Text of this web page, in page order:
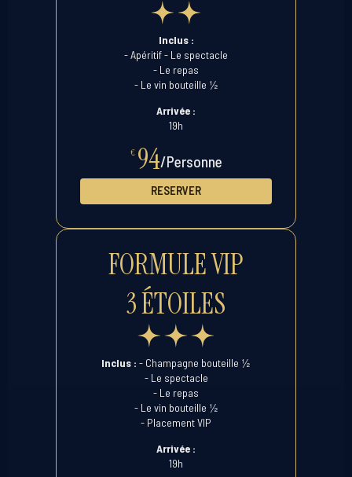
€ 94/Personne
Inclus :
- Apéritif - Le spectacle
- Le repas
- Le vin bouteille ½
Arrivée :
19h
RESERVER
FORMULE VIP
3 ÉTOILES
Inclus : - Champagne bouteille ½
- Le spectacle
- Le repas
- Le vin bouteille ½
- Placement VIP
Arrivée :
19h